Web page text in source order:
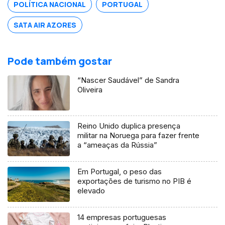
POLÍTICA NACIONAL PORTUGAL
SATA AIR AZORES
Pode também gostar
“Nascer Saudável” de Sandra
Oliveira
Reino Unido duplica presença
militar na Noruega para fazer frente
a “ameaças da Rússia”
Em Portugal, o peso das
exportações de turismo no PIB é
elevado
14 empresas portuguesas